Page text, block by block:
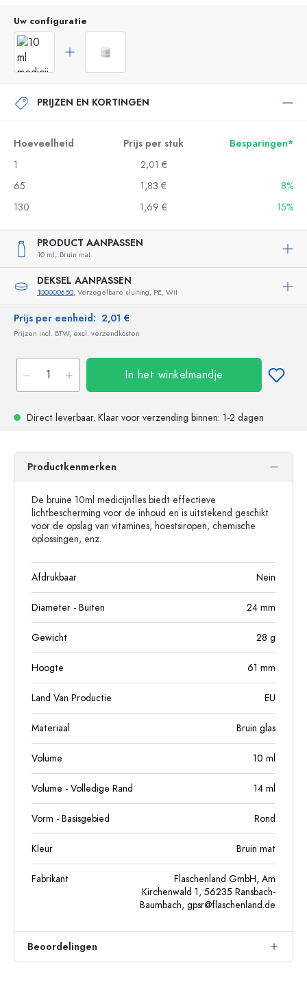
Uw configuratie
PRIJZEN EN KORTINGEN
Hoeveelheid Prijs per stuk
Besparingen*
1
2,01 €
65
1,83 €
8%
130
1,69 € 15%
PRODUCT AANPASSEN
10 ml, Bruin mat
DEKSEL AANPASSEN
100000650, Verzegelbare sluiting, PE, Wit
Prijs per eenheid: 2,01 €
Prijzen incl. BTW, excl. verzendkosten
In het winkelmandje
Direct leverbaar. Klaar voor verzending binnen: 1-2 dagen
Productkenmerken
De bruine 10ml medicijnfles biedt effectieve
lichtbescherming voor de inhoud en is uitstekend geschikt
voor de opslag van vitamines, hoestsiropen, chemische
oplossingen, enz.
Afdrukbaar Nein
Diameter - Buiten 24 mm
Gewicht 28 g
Hoogte 61 mm
Land Van Productie EU
Materiaal Bruin glas
Volume 10 ml
Volume - Volledige Rand 14 ml
Vorm - Basisgebied Rond
Kleur Bruin mat
Fabrikant
Flaschenland GmbH, Am
Kirchenwald 1, 56235 Ransbach-
Baumbach, gpsr@flaschenland.de
Beoordelingen